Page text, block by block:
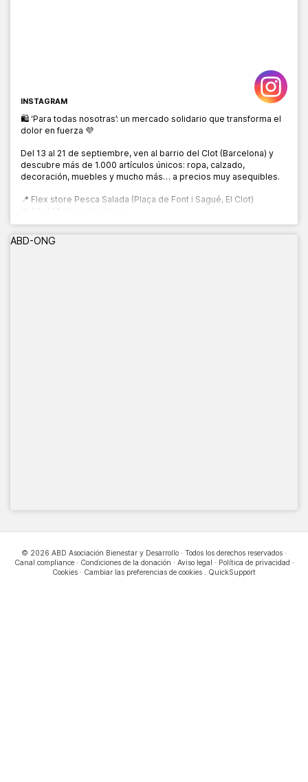
INSTAGRAM
🛍️ ‘Para todas nosotras’: un mercado solidario que transforma el
dolor en fuerza 💜
Del 13 al 21 de septiembre, ven al barrio del Clot (Barcelona) y
descubre más de 1.000 artículos únicos: ropa, calzado,
decoración, muebles y mucho más… a precios muy asequibles.
📍 Flex store Pesca Salada (Plaça de Font i Sagué, El Clot)
🕙 10:00 a 20:00 h
ABD-ONG
© 2026 ABD Asociación Bienestar y Desarrollo · Todos los derechos reservados ·
Canal compliance· Condiciones de la donación · Aviso legal · Política de privacidad ·
Cookies · Cambiar las preferencias de cookies . QuickSupport